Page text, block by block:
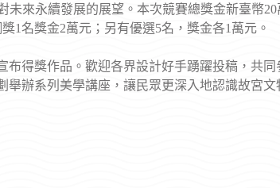
未來永續發展的展望。本次競賽總獎金新臺幣
1名獎金2萬元；另有優選5名，獎金各1萬元。
布得獎作品。歡迎各界設計好手踴躍投稿，共
舉辦系列美學講座，讓民眾更深入地認識故宮